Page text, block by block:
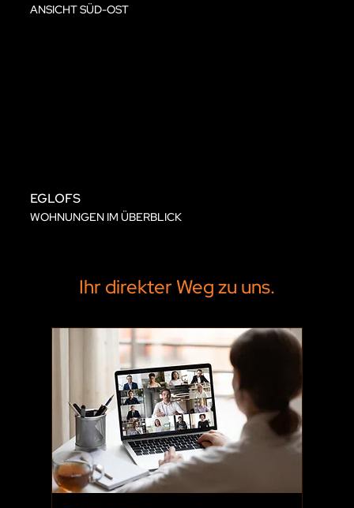
ANSICHT SÜD-OST
EGLOFS
WOHNUNGEN IM ÜBERBLICK
Ihr direkter Weg zu uns.